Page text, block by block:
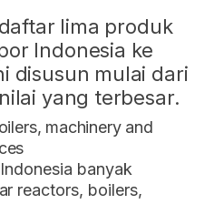
lima produk
Indonesia ke
disusun mulai dari
yang terbesar.
machinery and
banyak
reactors, boilers,